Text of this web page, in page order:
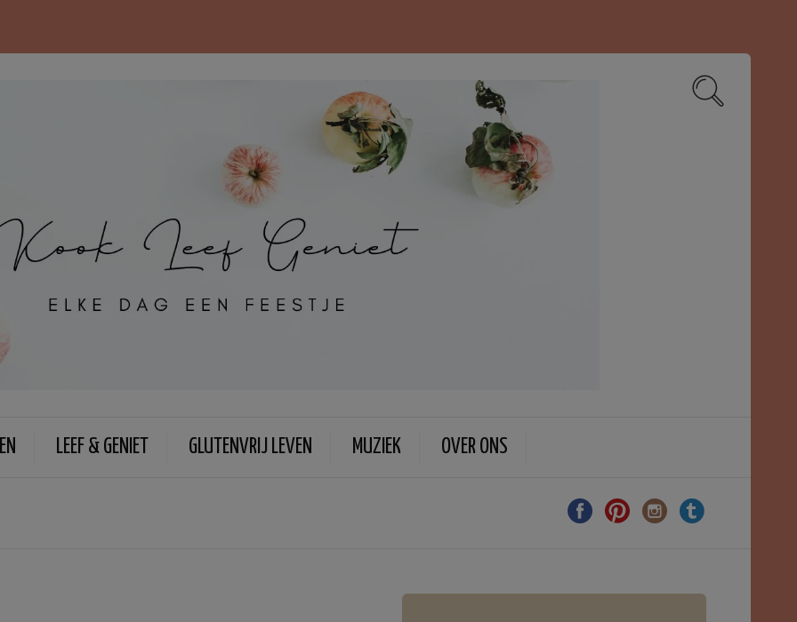
LEEF & GENIET GLUTENVRIJ LEVEN MUZIEK OVER ONS